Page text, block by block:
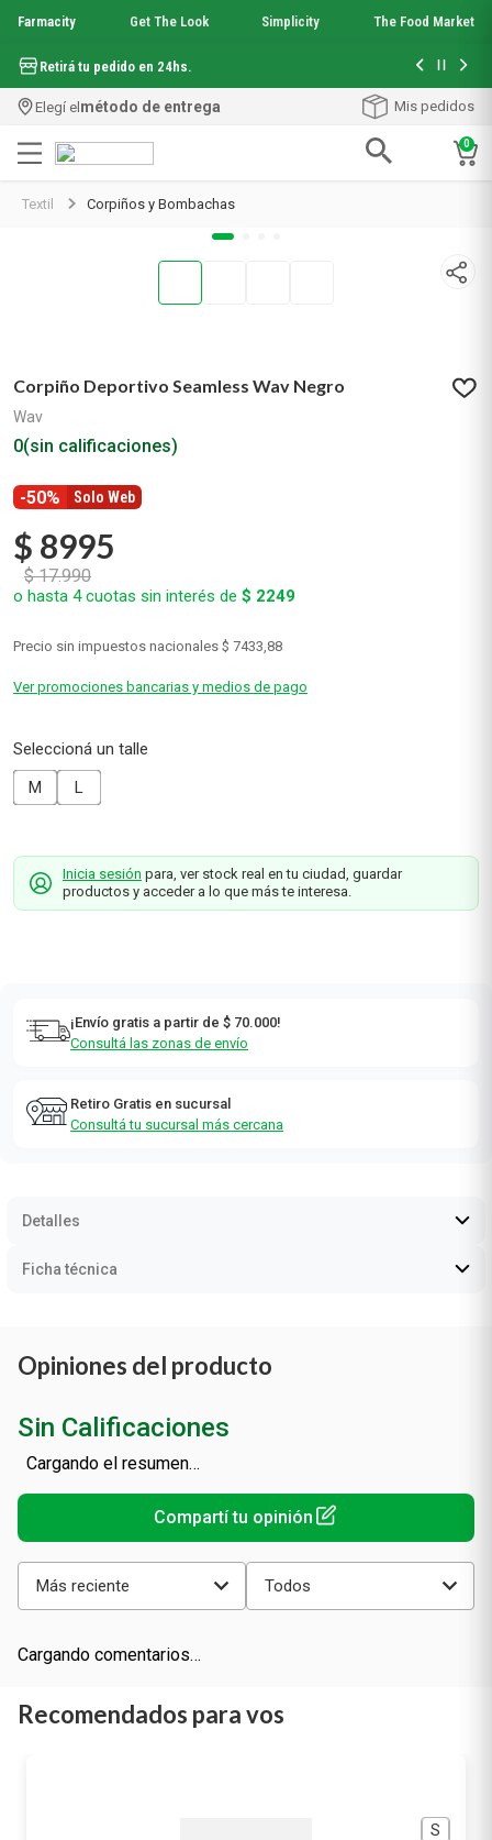
Farmacity Get The Look Simplicity The Food Market
Retirá tu pedido en 24hs. Hasta 6
Elegí elmétodo de entrega Mis pedidos
0
Textil Corpiños y Bombachas
Corpiño Deportivo Seamless Wav Negro
Wav
0(sin calificaciones)
-50% Solo Web
$ 8995
$ 17.990
o hasta 4cuotas sin interés de $ 2249
Precio sin impuestos nacionales $ 7433,88
Ver promociones bancarias y medios de pago
M L
Inicia sesión para, ver stock real en tu ciudad, guardar
productos y acceder a lo que más te interesa.
¡Envío gratis a partir de $ 70.000!
Consultá las zonas de envío
Retiro Gratis en sucursal
Consultá tu sucursal más cercana
Detalles
Ficha técnica
Opiniones del producto
Sin Calificaciones
Cargando el resumen…
Más reciente Todos
Cargando comentarios…
Recomendados para vos
S
garnier toque seco crema facial
protector solar
10.uv air